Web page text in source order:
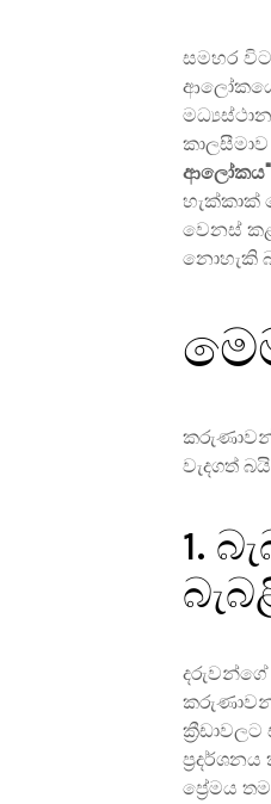
සමහර
ආලෝකයේ
ආලෝකය"
හැක්කාක්
වෙනස්
නොහැකි
වැදගත්
1.
දරුවන්ගේ
ප්‍රේමය